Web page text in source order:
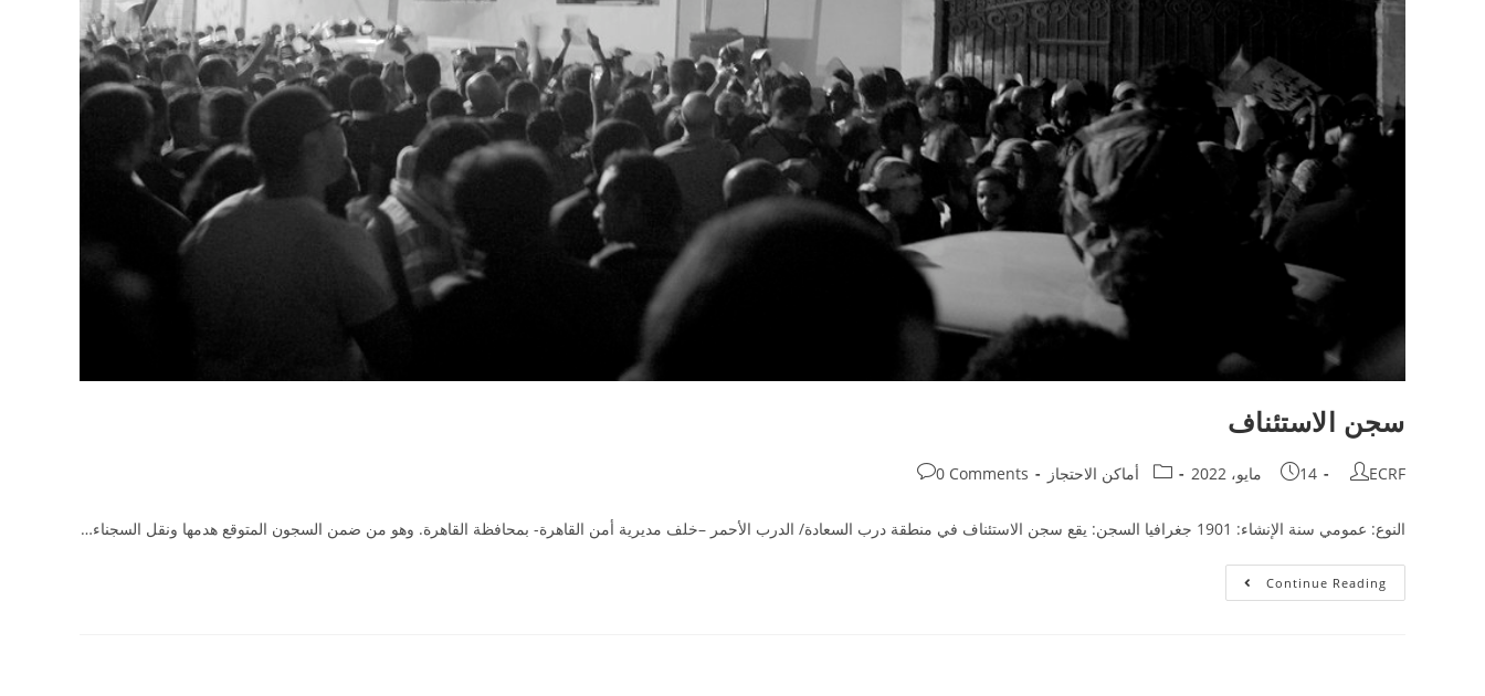
سجن الاستئناف
ECRF 14 مايو، 2022 أماكن الاحتجاز 0 Comments
النوع: عمومي سنة الإنشاء: 1901 جغرافيا السجن: يقع سجن الاستئناف في منطقة درب السعادة/ الدرب الأحمر –خلف مديرية أمن القاهرة- بمحافظة القاهرة. وهو من ضمن السجون المتوقع هدمها ونقل السجناء…
Continue Reading